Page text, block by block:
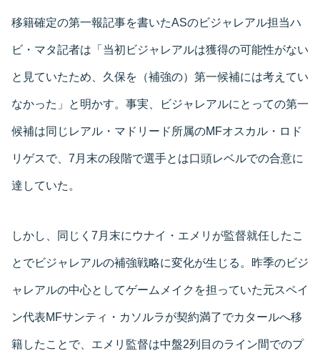
移籍確定の第一報記事を書いたASのビジャレアル担当ハ
ビ・マタ記者は「当初ビジャレアルは獲得の可能性がない
と見ていたため、久保を（補強の）第一候補には考えてい
なかった」と明かす。事実、ビジャレアルにとっての第一
候補は同じレアル・マドリード所属のMFオスカル・ロド
リゲスで、7月末の段階で選手とは口頭レベルでの合意に
達していた。
しかし、同じく7月末にウナイ・エメリが監督就任したこ
とでビジャレアルの補強戦略に変化が生じる。昨季のビジ
ャレアルの中心としてゲームメイクを担っていた元スペイ
ン代表MFサンティ・カソルラが契約満了でカタールへ移
籍したことで、エメリ監督は中盤2列目のライン間でのプ